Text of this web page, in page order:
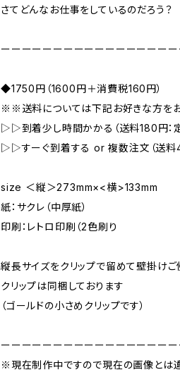
さてどんなお仕事をしているのだろう？
ーーーーーーーーーーーーーーーー
◆1750円（1600円＋消費税160円）
※※送料については下記お好きな方を
▷▷到着少し時間かかる（送料180円：
▷▷すーぐ到着する or 複数注文（送料
size ＜縦＞273mm×<横>133mm
紙：サクレ（中厚紙）
印刷：レトロ印刷（2色刷り
縦長サイズをクリップで留めて壁掛けご
クリップは同梱しております
（ゴールドの小さめクリップです）
ーーーーーーーーーーーーーーーー
※現在制作中ですので現在の画像とは